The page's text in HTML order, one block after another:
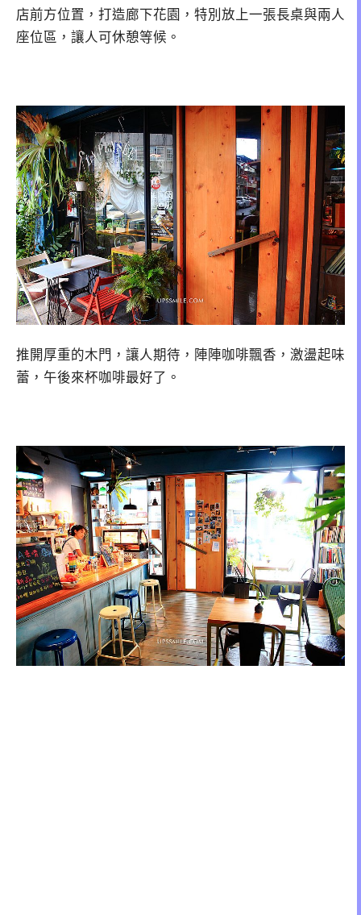
店前方位置，打造廊下花園，特別放上一張長桌與兩人
座位區，讓人可休憩等候。
推開厚重的木門，讓人期待，陣陣咖啡飄香，激盪起味
蕾，午後來杯咖啡最好了。